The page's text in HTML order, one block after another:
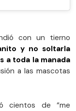
con un tierno
y no soltarla
a toda la manada
a las mascotas
cientos de “me